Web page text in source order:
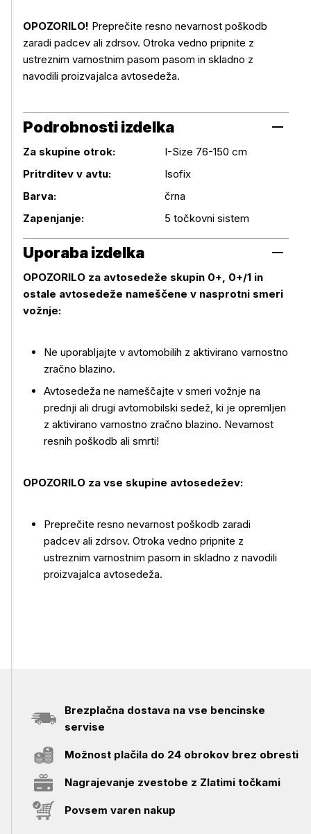
OPOZORILO! Preprečite resno nevarnost poškodb
zaradi padcev ali zdrsov. Otroka vedno pripnite z
ustreznim varnostnim pasom pasom in skladno z
navodili proizvajalca avtosedeža.
Podrobnosti izdelka
Za skupine otrok:
I-Size 76-150 cm
Pritrditev v avtu:
Isofix
Barva:
črna
Zapenjanje:
5 točkovni sistem
Uporaba izdelka
OPOZORILO za avtosedeže skupin 0+, 0+/1 in
ostale avtosedeže nameščene v nasprotni smeri
vožnje:
Ne uporabljajte v avtomobilih z aktivirano varnostno
zračno blazino.
Avtosedeža ne nameščajte v smeri vožnje na
prednji ali drugi avtomobilski sedež, ki je opremljen
z aktivirano varnostno zračno blazino. Nevarnost
resnih poškodb ali smrti!
OPOZORILO za vse skupine avtosedežev:
Preprečite resno nevarnost poškodb zaradi
padcev ali zdrsov. Otroka vedno pripnite z
ustreznim varnostnim pasom in skladno z navodili
proizvajalca avtosedeža.
Brezplačna dostava na vse bencinske
servise
Možnost plačila do 24 obrokov brez obresti
Nagrajevanje zvestobe z Zlatimi točkami
Povsem varen nakup